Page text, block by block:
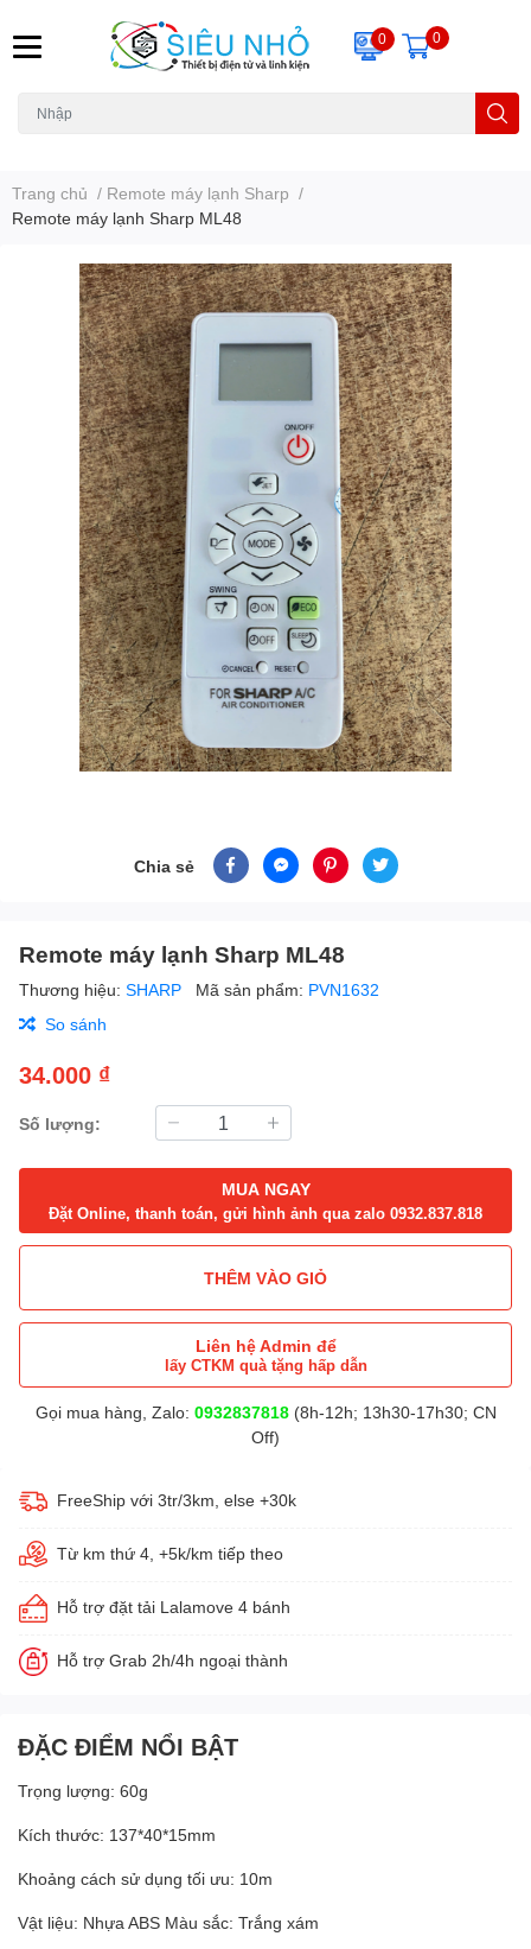
0 0
Trang chủ / Remote máy lạnh Sharp /
Remote máy lạnh Sharp ML48
Chia sẻ
Remote máy lạnh Sharp ML48
Thương hiệu: SHARP Mã sản phẩm: PVN1632
So sánh
34.000 ₫
Số lượng:
MUA NGAY
Đặt Online, thanh toán, gửi hình ảnh qua zalo 0932.837.818
THÊM VÀO GIỎ
Liên hệ Admin để
lấy CTKM quà tặng hấp dẫn
Gọi mua hàng, Zalo: 0932837818(8h-12h; 13h30-17h30; CN
Off)
FreeShip với 3tr/3km, else +30k
Từ km thứ 4, +5k/km tiếp theo
Hỗ trợ đặt tải Lalamove 4 bánh
Hỗ trợ Grab 2h/4h ngoại thành
ĐẶC ĐIỂM NỔI BẬT
Trọng lượng: 60g
Kích thước: 137*40*15mm
Khoảng cách sử dụng tối ưu: 10m
Vật liệu: Nhựa ABS Màu sắc: Trắng xám